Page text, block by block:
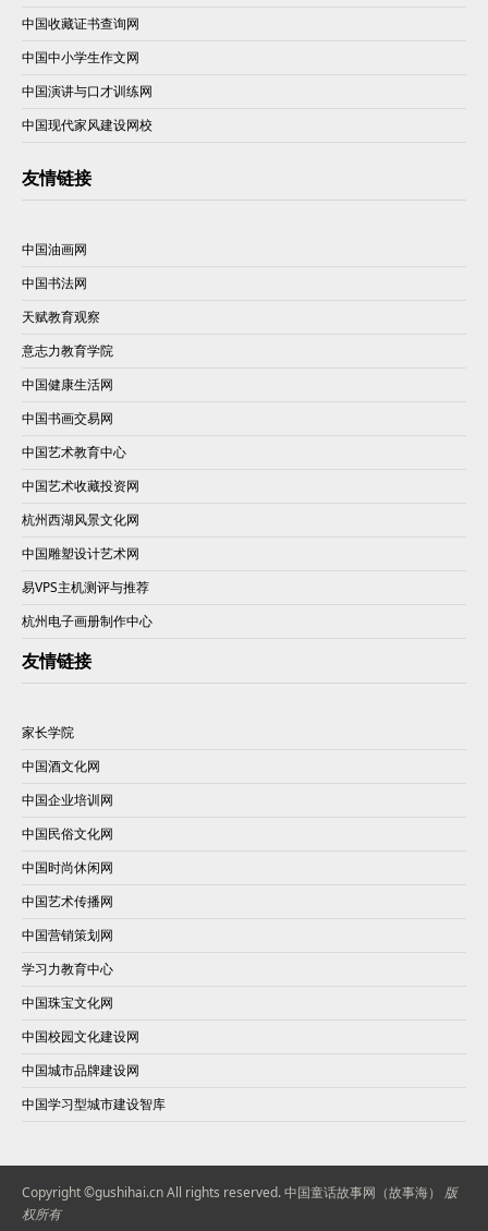
中国收藏证书查询网
中国中小学生作文网
中国演讲与口才训练网
中国现代家风建设网校
友情链接
中国油画网
中国书法网
天赋教育观察
意志力教育学院
中国健康生活网
中国书画交易网
中国艺术教育中心
中国艺术收藏投资网
杭州西湖风景文化网
中国雕塑设计艺术网
易VPS主机测评与推荐
杭州电子画册制作中心
友情链接
家长学院
中国酒文化网
中国企业培训网
中国民俗文化网
中国时尚休闲网
中国艺术传播网
中国营销策划网
学习力教育中心
中国珠宝文化网
中国校园文化建设网
中国城市品牌建设网
中国学习型城市建设智库
Copyright ©gushihai.cn All rights reserved.中国童话故事网（故事海）
版
权所有